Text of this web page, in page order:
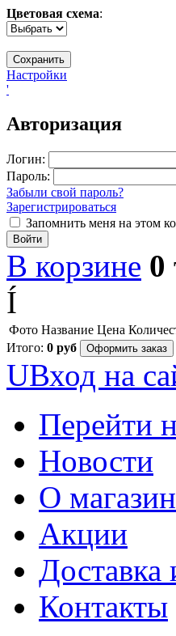
Цветовая схема:
Настройки
'
Авторизация
Логин:
Пароль:
Забыли свой пароль?
Зарегистрироваться
Запомнить меня на этом
Войти
В корзине 0
Í
Фото Название Цена
Итого: 0 руб Оформить заказ
UВход на
Перейти
Новости
О
Акции
Доставка
Контакты